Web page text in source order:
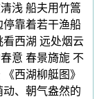
浅 船夫用竹篙
停靠着若干渔船
看西湖 远处烟云
意 春景旖旎 不
西湖柳艇图》
动、朝气盎然的